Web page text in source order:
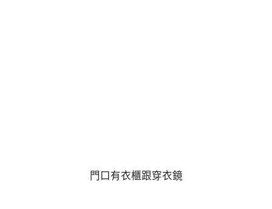
門口有衣櫃跟穿衣鏡